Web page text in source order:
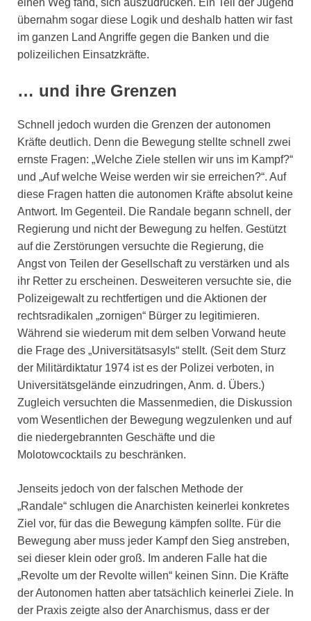
übernahm sogar diese Logik und deshalb hatten wir fast
im ganzen Land Angriffe gegen die Banken und die
polizeilichen Einsatzkräfte.
… und ihre Grenzen
Schnell jedoch wurden die Grenzen der autonomen
Kräfte deutlich. Denn die Bewegung stellte schnell zwei
ernste Fragen: „Welche Ziele stellen wir uns im Kampf?“
und „Auf welche Weise werden wir sie erreichen?“. Auf
diese Fragen hatten die autonomen Kräfte absolut keine
Antwort. Im Gegenteil. Die Randale begann schnell, der
Regierung und nicht der Bewegung zu helfen. Gestützt
auf die Zerstörungen versuchte die Regierung, die
Angst von Teilen der Gesellschaft zu verstärken und als
ihr Retter zu erscheinen. Desweiteren versuchte sie, die
Polizeigewalt zu rechtfertigen und die Aktionen der
rechtsradikalen „zornigen“ Bürger zu legitimieren.
Während sie wiederum mit dem selben Vorwand heute
die Frage des „Universitätsasyls“ stellt. (Seit dem Sturz
der Militärdiktatur 1974 ist es der Polizei verboten, in
Universitätsgelände einzudringen, Anm. d. Übers.)
Zugleich versuchten die Massenmedien, die Diskussion
vom Wesentlichen der Bewegung wegzulenken und auf
die niedergebrannten Geschäfte und die
Molotowcocktails zu beschränken.
Jenseits jedoch von der falschen Methode der
„Randale“ schlugen die Anarchisten keinerlei konkretes
Ziel vor, für das die Bewegung kämpfen sollte. Für die
Bewegung aber muss jeder Kampf den Sieg anstreben,
sei dieser klein oder groß. Im anderen Falle hat die
„Revolte um der Revolte willen“ keinen Sinn. Die Kräfte
der Autonomen hatten aber tatsächlich keinerlei Ziele. In
der Praxis zeigte also der Anarchismus, dass er der